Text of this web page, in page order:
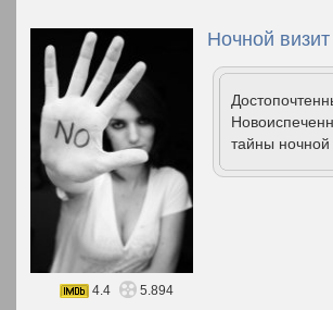
Ночной
тайны ночной
4.4 5.894